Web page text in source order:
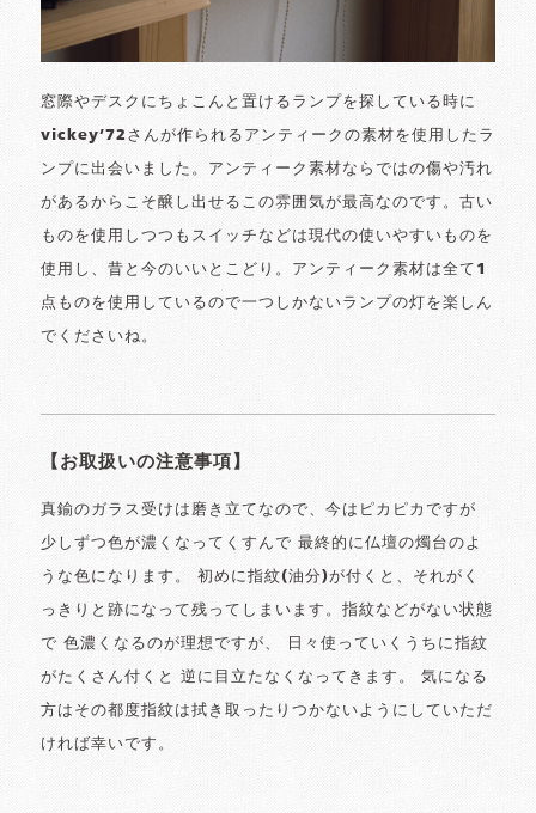
窓際やデスクにちょこんと置けるランプを探している時に
vickey’72さんが作られるアンティークの素材を使用したラ
ンプに出会いました。アンティーク素材ならではの傷や汚れ
があるからこそ醸し出せるこの雰囲気が最高なのです。古い
ものを使用しつつもスイッチなどは現代の使いやすいものを
使用し、昔と今のいいとこどり。アンティーク素材は全て1
点ものを使用しているので一つしかないランプの灯を楽しん
でくださいね。
【お取扱いの注意事項】
真鍮のガラス受けは磨き立てなので、今はピカピカですが
少しずつ色が濃くなってくすんで 最終的に仏壇の燭台のよ
うな色になります。 初めに指紋(油分)が付くと、それがく
っきりと跡になって残ってしまいます。指紋などがない状態
で 色濃くなるのが理想ですが、 日々使っていくうちに指紋
がたくさん付くと 逆に目立たなくなってきます。 気になる
方はその都度指紋は拭き取ったりつかないようにしていただ
ければ幸いです。